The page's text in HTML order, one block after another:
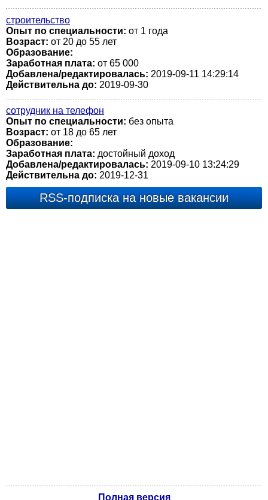
строительство
Опыт по специальности: от 1 года
Возраст: от 20 до 55 лет
Образование:
Заработная плата: от 65 000
Добавлена/редактировалась: 2019-09-11 14:29:14
Действительна до: 2019-09-30
сотрудник на телефон
Опыт по специальности: без опыта
Возраст: от 18 до 65 лет
Образование:
Заработная плата: достойный доход
Добавлена/редактировалась: 2019-09-10 13:24:29
Действительна до: 2019-12-31
RSS-подписка на новые вакансии
Полная версия